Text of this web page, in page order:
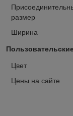
размер
Ширина
Цвет
Цены на сайте